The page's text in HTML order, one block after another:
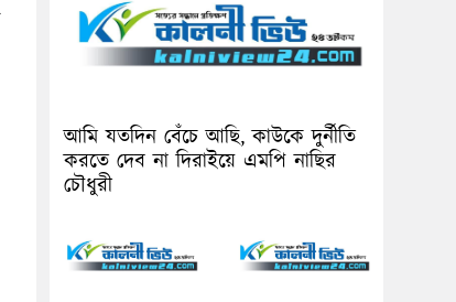
আমি যতদিন বেঁচে আছি, কাউকে দুর্নীতি
করতে দেব না দিরাইয়ে এমপি নাছির
চৌধুরী